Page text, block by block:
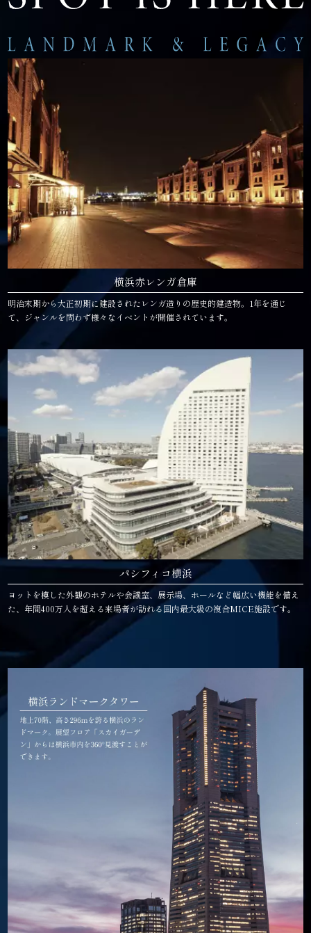
横浜赤レンガ倉庫
明治末期から大正初期に建設されたレンガ造りの歴史的建造物。1年を通じ
て、ジャンルを問わず様々なイベントが開催されています。
パシフィコ横浜
ヨットを模した外観のホテルや会議室、展示場、ホールなど幅広い機能を備え
た、年間400万人を超える来場者が訪れる国内最大級の複合MICE施設です。